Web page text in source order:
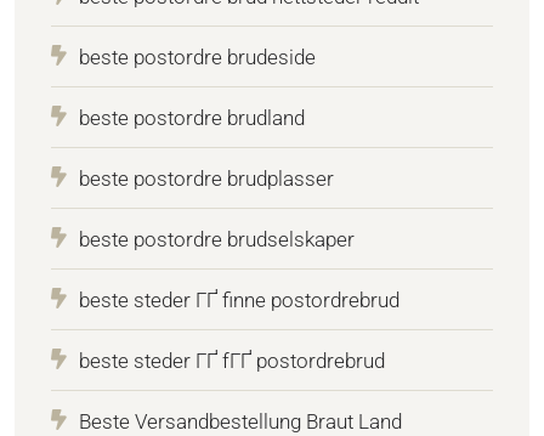
beste postordre brudeside
beste postordre brudland
beste postordre brudplasser
beste postordre brudselskaper
beste steder ГҐ finne postordrebrud
beste steder ГҐ fГҐ postordrebrud
Beste Versandbestellung Braut Land